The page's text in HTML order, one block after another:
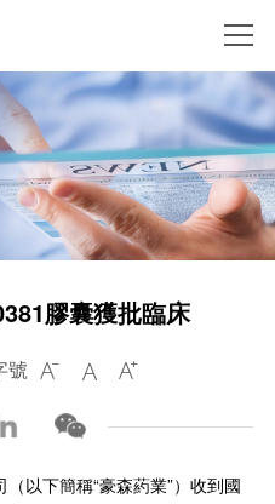
膠囊獲批臨床
號   
以下簡稱“豪森葯業”）收到國